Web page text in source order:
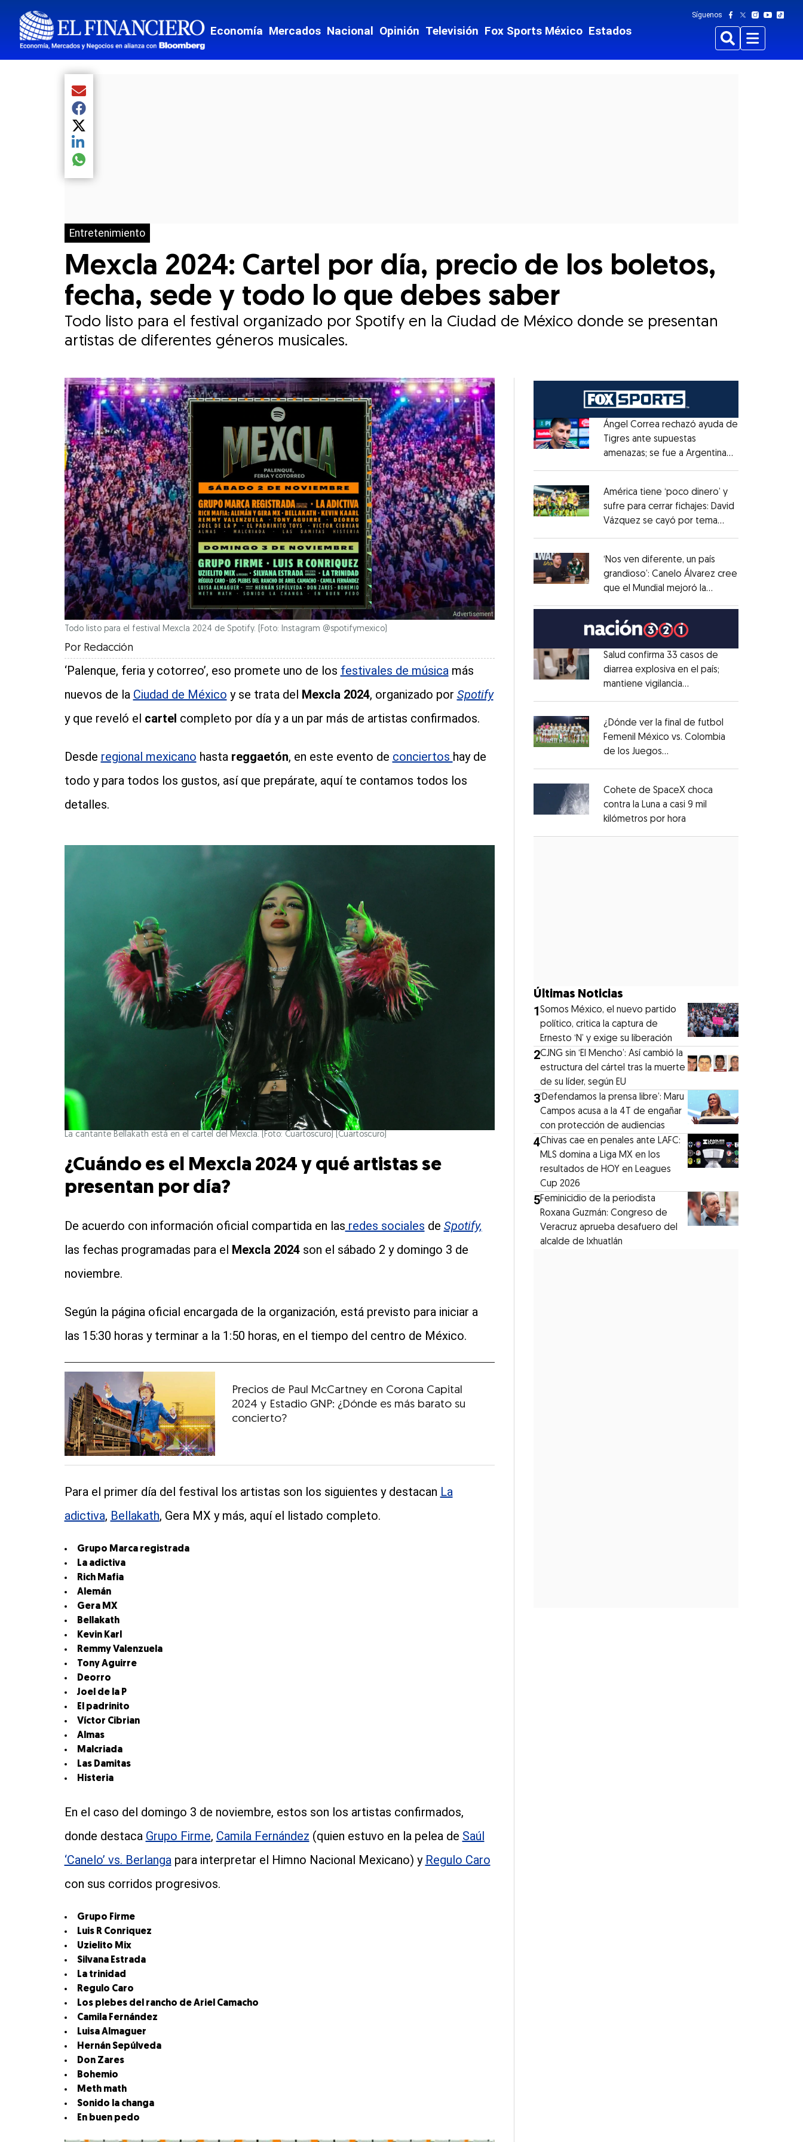
Economía Mercados Nacional Opinión Televisión Fox Sports México Estados
Síguenos
BuscarMenu
Entretenimiento
Mexcla 2024: Cartel por día, precio de los boletos,
fecha, sede y todo lo que debes saber
Todo listo para el festival organizado por Spotify en la Ciudad de México donde se presentan
artistas de diferentes géneros musicales.
Compartir el artículo actual mediante Email
Compartir el artículo actual mediante Facebook
Compartir el artículo actual mediante Twitter
Compartir el artículo actual mediante LinkedIn
Compartir el artículo actual mediante global.social-whatsapp
Todo listo para el festival Mexcla 2024 de Spotify. (Foto: Instagram @spotifymexico)
Por Redacción
‘Palenque, feria y cotorreo’, eso promete uno de los festivales de músicamás
nuevos de la Ciudad de México y se trata del Mexcla 2024, organizado por Spotify
y que reveló el cartel completo por día y a un par más de artistas confirmados.
Desde regional mexicano hasta reggaetón, en este evento de conciertos hay de
todo y para todos los gustos, así que prepárate, aquí te contamos todos los
detalles.
La cantante Bellakath está en el cartel del Mexcla. (Foto: Cuartoscuro) (Cuartoscuro)
¿Cuándo es el Mexcla 2024 y qué artistas se
presentan por día?
De acuerdo con información oficial compartida en las redes sociales de Spotify,
las fechas programadas para el Mexcla 2024son el sábado 2 y domingo 3 de
noviembre.
Según la página oficial encargada de la organización, está previsto para iniciar a
las 15:30 horas y terminar a la 1:50 horas, en el tiempo del centro de México.
Precios de Paul McCartney en Corona Capital
2024 y Estadio GNP: ¿Dónde es más barato su
concierto?
Para el primer día del festival los artistas son los siguientes y destacan La
adictiva, Bellakath, Gera MX y más, aquí el listado completo.
Grupo Marca registrada
La adictiva
Rich Mafia
Alemán
Gera MX
Bellakath
Kevin Karl
Remmy Valenzuela
Tony Aguirre
Deorro
Joel de la P
El padrinito
Víctor Cibrian
Almas
Malcriada
Las Damitas
Histeria
En el caso del domingo 3 de noviembre, estos son los artistas confirmados,
donde destaca Grupo Firme, Camila Fernández (quien estuvo en la pelea de Saúl
‘Canelo’ vs. Berlangapara interpretar el Himno Nacional Mexicano) y Regulo Caro
con sus corridos progresivos.
Grupo Firme
Luis R Conriquez
Uzielito Mix
Silvana Estrada
La trinidad
Regulo Caro
Los plebes del rancho de Ariel Camacho
Camila Fernández
Luisa Almaguer
Hernán Sepúlveda
Don Zares
Bohemio
Meth math
Sonido la changa
En buen pedo
Opens in new window
Ángel Correa rechazó ayuda de
Tigres ante supuestas
amenazas; se fue a Argentina
Opens in new window
América tiene ‘poco dinero’ y
sufre para cerrar fichajes: David
Vázquez se cayó por tema
Opens in new window
‘Nos ven diferente, un país
grandioso’: Canelo Álvarez cree
que el Mundial mejoró la
Opens in new window
Salud confirma 33 casos de
diarrea explosiva en el país;
mantiene vigilancia
Opens in new window
¿Dónde ver la final de futbol
Femenil México vs. Colombia
de los Juegos
Opens in new window
Cohete de SpaceX choca
contra la Luna a casi 9 mil
kilómetros por hora
Últimas Noticias
1Somos México, el nuevo partido
político, critica la captura de
Ernesto ‘N’ y exige su liberación
2CJNG sin ‘El Mencho’: Así cambió la
estructura del cártel tras la muerte
de su líder, según EU
3‘Defendamos la prensa libre’: Maru
Campos acusa a la 4T de engañar
con protección de audiencias
4Chivas cae en penales ante LAFC:
MLS domina a Liga MX en los
resultados de HOY en Leagues
Cup 2026
5Feminicidio de la periodista
Roxana Guzmán: Congreso de
Veracruz aprueba desafuero del
alcalde de Ixhuatlán